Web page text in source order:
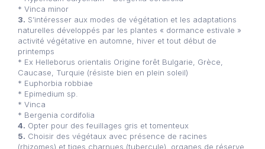
* Vinca minor
3. S’intéresser aux modes de végétation et les adaptations
naturelles développés par les plantes « dormance estivale »
activité végétative en automne, hiver et tout début de
printemps
* Ex Helleborus orientalis Origine forêt Bulgarie, Grèce,
Caucase, Turquie (résiste bien en plein soleil)
* Euphorbia robbiae
* Epimedium sp.
* Vinca
* Bergenia cordifolia
4. Opter pour des feuillages gris et tomenteux
5. Choisir des végétaux avec présence de racines
(rhizomes) et tiges charnues (tubercule), organes de réserve